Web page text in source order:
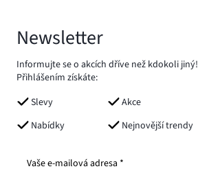
Newsletter
Informujte se o akcích dříve než kdokoli jiný!
Přihlášením získáte:
Slevy
Akce
Nabídky
Nejnovější trendy
Vaše e-mailová adresa *